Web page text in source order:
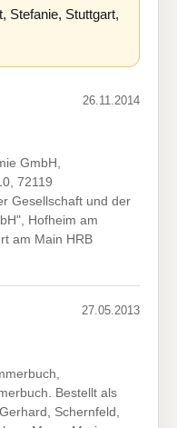
Stefanie, Stuttgart,
26.11.2014
GmbH,
72119
Gesellschaft und der
Hofheim am
am Main HRB
27.05.2013
Bestellt als
Schernfeld,